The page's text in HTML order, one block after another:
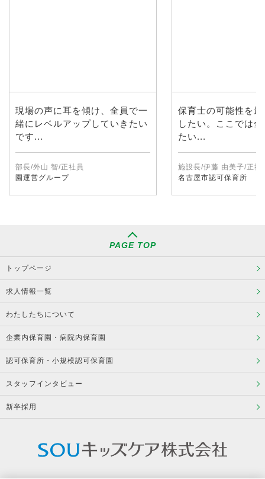
現場の声に耳を傾け、全員で一
緒にレベルアップしていきたい
です...
部長/外山 智/正社員
園運営グループ
保育士の可能性を
したい。ここでは
たい...
施設長/伊藤 由美子/正社
名古屋市認可保育所
PAGE TOP
トップページ
求人情報一覧
わたしたちについて
企業内保育園・病院内保育園
認可保育所・小規模認可保育園
スタッフインタビュー
新卒採用